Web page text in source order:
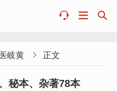



岐黄  正文
秘本、杂著78本